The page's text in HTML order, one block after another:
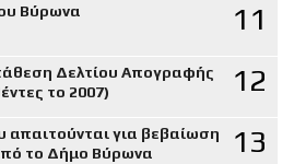
Βύρωνα 11
Δελτίου Απογραφής
το 2007)
12
απαιτούνται για βεβαίωση
το Δήμο Βύρωνα
13